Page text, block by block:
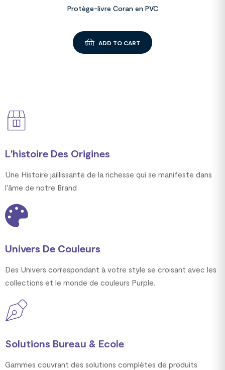
Protège-livre Coran en PVC
ADD TO CART
L'histoire Des Origines
Une Histoire jaillissante de la richesse qui se manifeste dans
l'âme de notre Brand
Univers De Couleurs
Des Univers correspondant à votre style se croisant avec les
collections et le monde de couleurs Purple.
Solutions Bureau & Ecole
Gammes couvrant des solutions complètes de produits